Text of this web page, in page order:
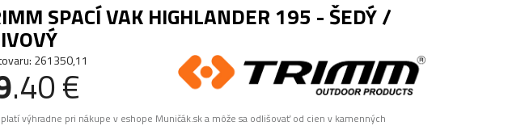
SPACÍ VAK HIGHLANDER 195 - ŠEDÝ /
261350,11
.40 €
platí výhradne pri nákupe v eshope Muničák.sk a môže sa odlišovať od cien v kamenných